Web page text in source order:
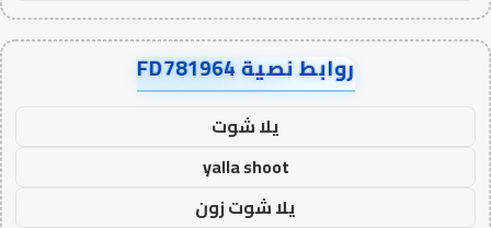
روابط نصية FD781964
يلا شوت
yalla shoot
يلا شوت زون